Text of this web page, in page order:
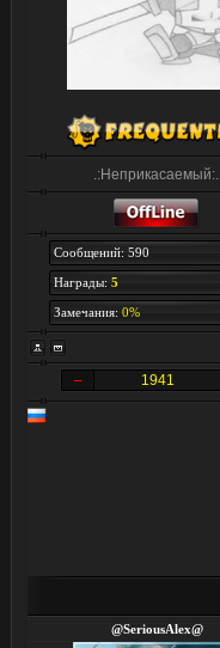
.:Неприкасаемый:.
Сообщений: 590
Награды: 5
Замечания: 0%
1941
@SeriousAlex@